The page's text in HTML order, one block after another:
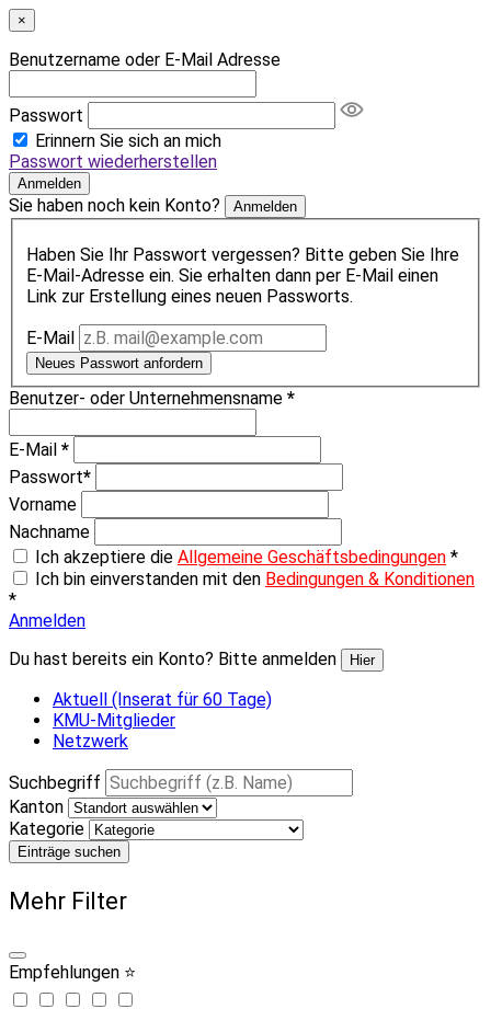
×
Benutzername oder E-Mail Adresse
Passwort
Erinnern Sie sich an mich
Passwort wiederherstellen
Anmelden
Sie haben noch kein Konto? Anmelden
Haben Sie Ihr Passwort vergessen? Bitte geben Sie Ihre
E-Mail-Adresse ein. Sie erhalten dann per E-Mail einen
Link zur Erstellung eines neuen Passworts.
E-Mail
Neues Passwort anfordern
Benutzer- oder Unternehmensname *
E-Mail *
Passwort*
Vorname
Nachname
Ich akzeptiere die Allgemeine Geschäftsbedingungen *
Ich bin einverstanden mit den Bedingungen & Konditionen
*
Anmelden
Du hast bereits ein Konto? Bitte anmelden
Hier
Aktuell (Inserat für 60 Tage)
KMU-Mitglieder
Netzwerk
Suchbegriff
Kanton
Kategorie
Einträge suchen
Mehr Filter
Empfehlungen ⭐